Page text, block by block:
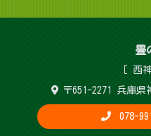
畳
［ 西
〒651-2271 兵庫県
078-